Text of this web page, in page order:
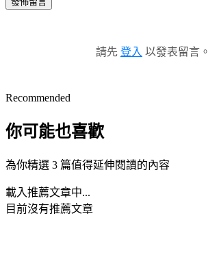
請先 登入 以發表留言。
Recommended
你可能也喜歡
為你精選 3 篇值得延伸閱讀的內容
載入推薦文章中...
目前沒有推薦文章